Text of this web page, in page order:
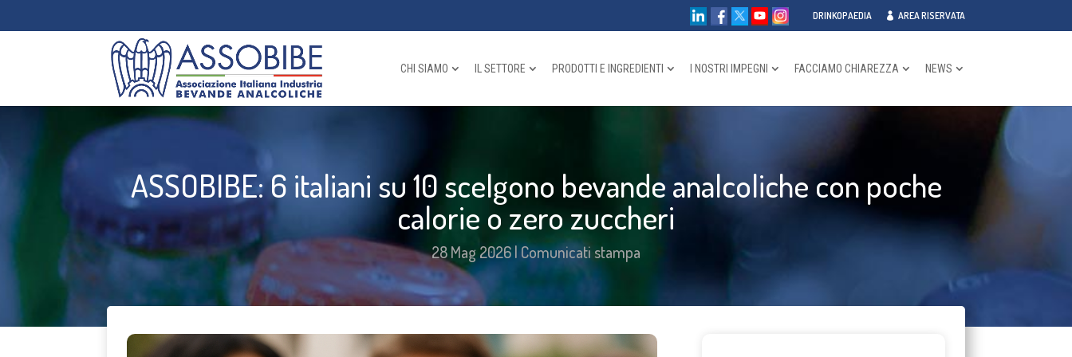
DRINKOPAEDIA AREA RISERVATA
CHI SIAMO IL SETTORE PRODOTTI E INGREDIENTI I NOSTRI IMPEGNI FACCIAMO CHIAREZZA NEWS
ASSOBIBE: 6 italiani su 10 scelgono bevande analcoliche con poche
calorie o zero zuccheri
28 Mag 2026|Comunicati stampa